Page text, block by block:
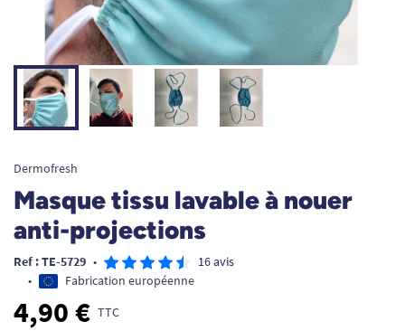
Dermofresh
Masque tissu lavable à nouer
anti-projections
Ref : TE-5729 •
16 avis
•
Fabrication européenne
4,90 € TTC